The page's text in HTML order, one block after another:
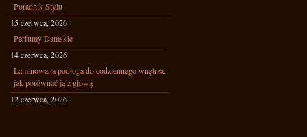
Poradnik Stylu
15 czerwca, 2026
Perfumy Damskie
14 czerwca, 2026
Laminowana podłoga do codziennego wnętrza:
jak porównać ją z głową
12 czerwca, 2026